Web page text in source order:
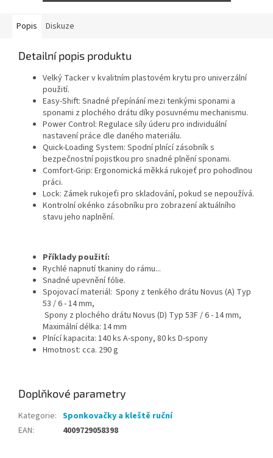
Popis Diskuze
Detailní popis produktu
Velký Tacker v kvalitním plastovém krytu pro univerzální
použití.
Easy-Shift: Snadné přepínání mezi tenkými sponami a
sponami z plochého drátu díky posuvnému mechanismu.
Power Control: Regulace síly úderu pro individuální
nastavení práce dle daného materiálu.
Quick-Loading System: Spodní plnící zásobník s
bezpečnostní pojistkou pro snadné plnění sponami.
Comfort-Grip: Ergonomická měkká rukojeť pro pohodlnou
práci.
Lock: Zámek rukojeťi pro skladování, pokud se nepoužívá.
Kontrolní okénko zásobníku pro zobrazení aktuálního
stavu jeho naplnění.
Příklady použití:
Rychlé napnutí tkaniny do rámu...
Snadné upevnění fólie.
Spojovací materiál: Spony z tenkého drátu Novus (A) Typ
53 / 6 - 14 mm,
Spony z plochého drátu Novus (D) Typ 53F / 6 - 14 mm,
Maximální délka: 14 mm
Plnící kapacita: 140 ks A-spony, 80 ks D-spony
Hmotnost: cca. 290 g
Doplňkové parametry
Kategorie: Sponkovačky a kleště ruční
EAN: 4009729058398